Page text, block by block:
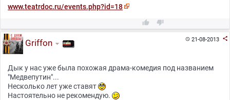
www.teatrdoc.ru/events.php?id=18
 
21-08-2013 
Griffon
Дык у нас уже была похожая драма-комедия под названием
"Медвепутин"...
Несколько лет уже ставят
Настоятельно не рекомендую.